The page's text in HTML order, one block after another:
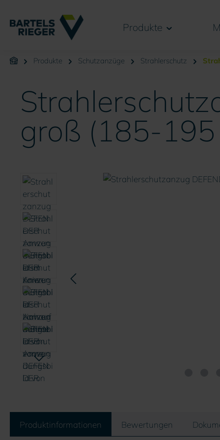
Produkte
Produkte Schutzanzüge Strahlerschutz
groß (185-195
Bildergalerie überspringen
Produktinformationen Bewertungen